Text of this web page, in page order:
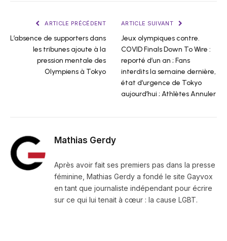
ARTICLE PRÉCÉDENT
L’absence de supporters dans
les tribunes ajoute à la
pression mentale des
Olympiens à Tokyo
ARTICLE SUIVANT
Jeux olympiques contre.
COVID Finals Down To Wire :
reporté d’un an ; Fans
interdits la semaine dernière,
état d’urgence de Tokyo
aujourd’hui ; Athlètes Annuler
Mathias Gerdy
Après avoir fait ses premiers pas dans la presse
féminine, Mathias Gerdy a fondé le site Gayvox
en tant que journaliste indépendant pour écrire
sur ce qui lui tenait à cœur : la cause LGBT.